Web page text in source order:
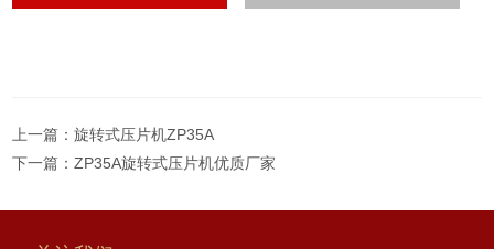
上一篇：旋转式压片机ZP35A
下一篇：ZP35A旋转式压片机优质厂家